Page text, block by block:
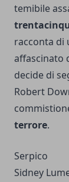
temibile
racconta di
affascinato
decide di
Robert
terrore.
Serpico
Sidney